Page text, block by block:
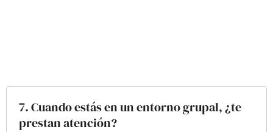
7. Cuando estás en un entorno grupal, ¿te
prestan atención?